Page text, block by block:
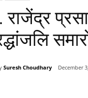
राजेंद्र
Suresh Choudhary December